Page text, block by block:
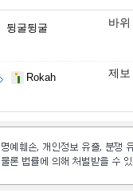
뒹굴뒹굴 바
Rokah 제보